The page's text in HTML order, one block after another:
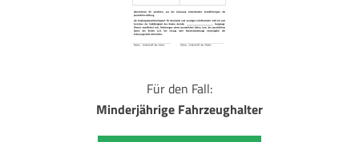
Für den Fall:
Minderjährige Fahrzeughalter